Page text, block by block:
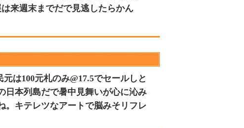
来週末までだで見逃したらかん
は100元札のみ@17.5でセールしと
日本列島だで暑中見舞いが心に沁み
。キテレツなアートで脳みそリフレ